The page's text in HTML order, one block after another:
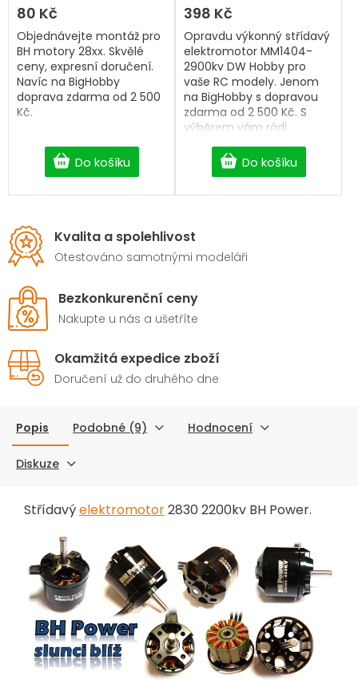
80 Kč
Do košíku
Objednávejte montáž pro
BH motory 28xx. Skvělé
ceny, expresní doručení.
Navíc na BigHobby
doprava zdarma od 2 500
Kč.
z
hvězdiček.
398 Kč
Do košíku
Opravdu výkonný střídavý
elektromotor MM1404-
2900kv DW Hobby pro
vaše RC modely. Jenom
na BigHobby s dopravou
zdarma od 2 500 Kč. S
výběrem vám rádi
pomůžeme.
Kvalita a spolehlivost
Otestováno samotnými modeláři
Bezkonkurenční ceny
Nakupte u nás a ušetříte
Okamžitá expedice zboží
Doručení už do druhého dne
Popis Podobné (9) Hodnocení
Diskuze
Střídavýelektromotor2830 2200kv BH Power.